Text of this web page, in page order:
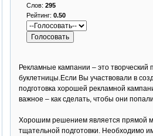
Слов: 295
Рейтинг: 0.50
Рекламные кампании – это
буклетницы.Если Вы участвовали в
подготовка хорошей рекламной
важное – как сделать, чтобы они
Хорошим решением является прямой
тщательной подготовки. Необходимо